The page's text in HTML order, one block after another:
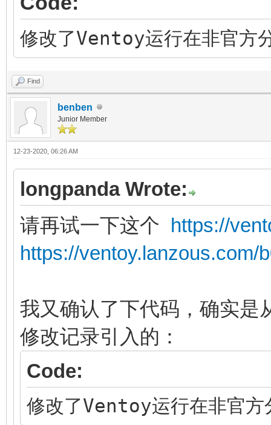
修改了Ventoy运行在非官方
Find
benben
Junior Member
12-23-2020, 06:26 AM
longpanda Wrote:
请再试一下这个 https://
https://ventoy.lanzous.com/
我又确认了下代码，确实是
修改记录引入的：
Code:
修改了Ventoy运行在非官方